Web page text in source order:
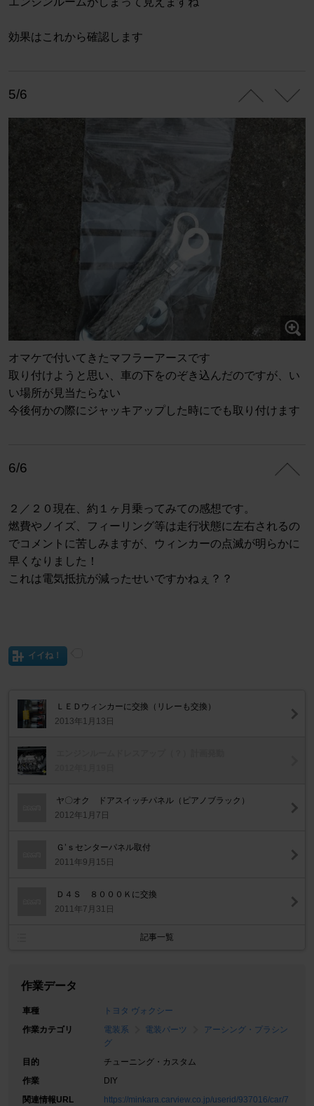
効果はこれから確認します
5/6
オマケで付いてきたマフラーアースです
取り付けようと思い、車の下をのぞき込んだのですが、い
い場所が見当たらない
今後何かの際にジャッキアップした時にでも取り付けます
6/6
２／２０現在、約１ヶ月乗ってみての感想です。
燃費やノイズ、フィーリング等は走行状態に左右されるの
でコメントに苦しみますが、ウィンカーの点滅が明らかに
早くなりました！
これは電気抵抗が減ったせいですかねぇ？？
イイね！
ＬＥＤウィンカーに交換（リレーも交換）
2013年1月13日
ヤ〇オク ドアスイッチパネル（ピアノブラック）
2012年1月7日
Ｇ’ｓセンターパネル取付
2011年9月15日
Ｄ４Ｓ ８０００Ｋに交換
2011年7月31日
記事一覧
作業データ
車種
トヨタ ヴォクシー
作業カテゴリ
電装系 電装パーツ
アーシング・プラシン
グ
目的
チューニング・カスタム
作業
DIY
関連情報URL
https://minkara.carview.co.jp/userid/937016/car/7